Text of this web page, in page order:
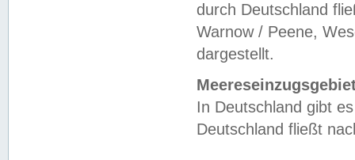
durch Deutschland
Warnow / Peene,
dargestellt.
In Deutschland gibt
Deutschland fließt